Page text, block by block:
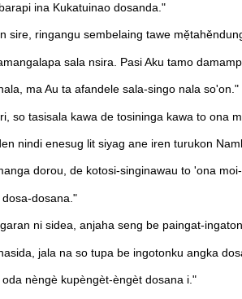
ina Kukatuinao dosanda."
sire, ringangu sembelaing tawe
sala nsira. Pasi Aku tamo
ma Au ta afandele sala-singo nala so'on."
so tasisala kawa de tosininga kawa to ona
nindi enesug lit siyag ane iren turukon
dorou, de kotosi-singinawau to 'ona
dosana."
ni sidea, anjaha seng be paingat-
jala na so tupa be ingotonku angka
nèngè kupèngèt-èngèt dosana i."